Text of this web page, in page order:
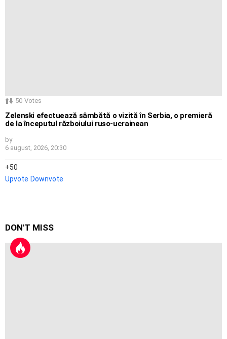
50 Votes
Zelenski efectuează sâmbătă o vizită în Serbia, o premieră
de la începutul războiului ruso-ucrainean
by
6 august, 2026, 20:30
50
Upvote Downvote
DON'T MISS